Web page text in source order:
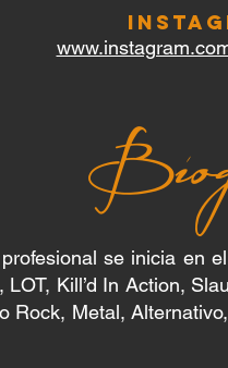
Bi
se inicia en
Kill’d In Action,
Rock, Metal,